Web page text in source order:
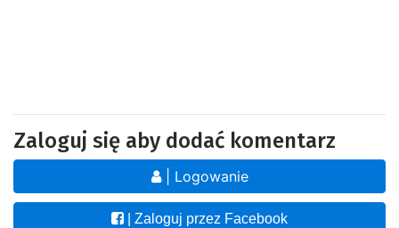
Zaloguj się aby dodać komentarz
| Logowanie
| Zaloguj przez Facebook